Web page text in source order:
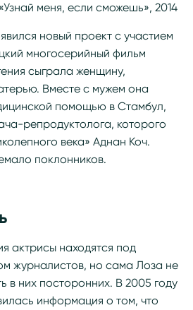
меня, если сможешь», 2014
новый проект с участием
многосерийный фильм
сыграла женщину,
Вместе с мужем она
помощью в Стамбул,
репродуктолога, которого
века» Аднан Коч.
поклонников.
актрисы находятся под
журналистов, но сама Лоза не
в них посторонних. В 2005 году
информация о том, что